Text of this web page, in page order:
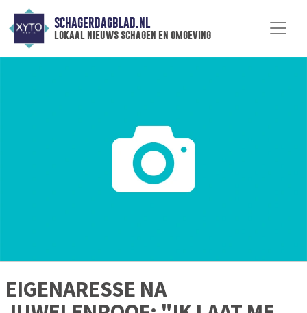
SCHAGERDAGBLAD.NL
lokaal nieuws schagen en omgeving
EIGENARESSE NA